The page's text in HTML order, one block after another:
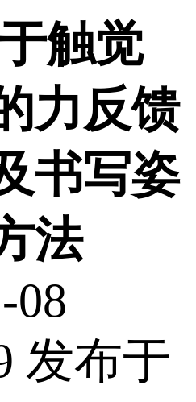
触觉
力反馈
书写姿
法
08
发布于